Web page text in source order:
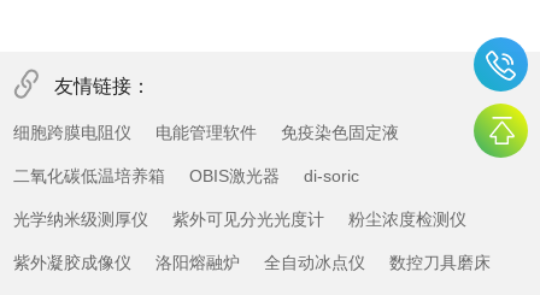
友情链接：
细胞跨膜电阻仪 电能管理软件 免疫染色固定液
二氧化碳低温培养箱 OBIS激光器 di-soric
光学纳米级测厚仪 紫外可见分光光度计 粉尘浓度检测仪
紫外凝胶成像仪 洛阳熔融炉 全自动冰点仪 数控刀具磨床